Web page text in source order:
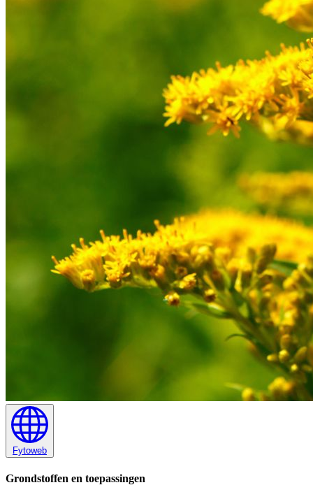
Fytoweb
Grondstoffen en toepassingen